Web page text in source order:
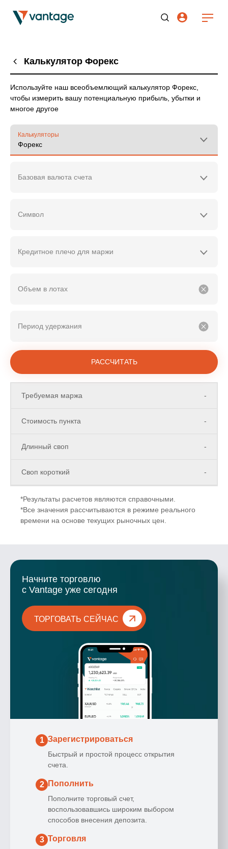
Калькулятор Форекс
Используйте наш всеобъемлющий калькулятор Форекс,
чтобы измерить вашу потенциальную прибыль, убытки и
многое другое
Калькуляторы
Форекс
Базовая валюта счета
Символ
Кредитное плечо для маржи
Объем в лотах
Период удержания
РАССЧИТАТЬ
Требуемая маржа -
Стоимость пункта -
Длинный своп -
Своп короткий -
*Результаты расчетов являются справочными.
*Все значения рассчитываются в режиме реального
времени на основе текущих рыночных цен.
Начните торговлю
с Vantage уже сегодня
ТОРГОВАТЬ СЕЙЧАС
1 Зарегистрироваться
Быстрый и простой процесс открытия
счета.
2 Пополнить
Пополните торговый счет,
воспользовавшись широким выбором
способов внесения депозита.
3 Торговля